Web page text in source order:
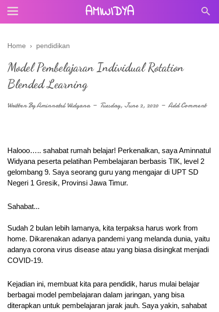
AMIWIDYA
Home › pendidikan
Model Pembelajaran Individual Rotation
Blended Learning
Written ByAminnatul Widyana Tuesday, June 2, 2020 Add Comment
Halooo….. sahabat rumah belajar! Perkenalkan, saya Aminnatul
Widyana peserta pelatihan Pembelajaran berbasis TIK, level 2
gelombang 9. Saya seorang guru yang mengajar di UPT SD
Negeri 1 Gresik, Provinsi Jawa Timur.
Sahabat...
Sudah 2 bulan lebih lamanya, kita terpaksa harus work from
home. Dikarenakan adanya pandemi yang melanda dunia, yaitu
adanya corona virus disease atau yang biasa disingkat menjadi
COVID-19.
Kejadian ini, membuat kita para pendidik, harus mulai belajar
berbagai model pembelajaran dalam jaringan, yang bisa
diterapkan untuk pembelajaran jarak jauh. Saya yakin, sahabat